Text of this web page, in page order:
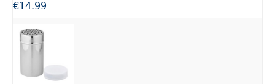
€14.99